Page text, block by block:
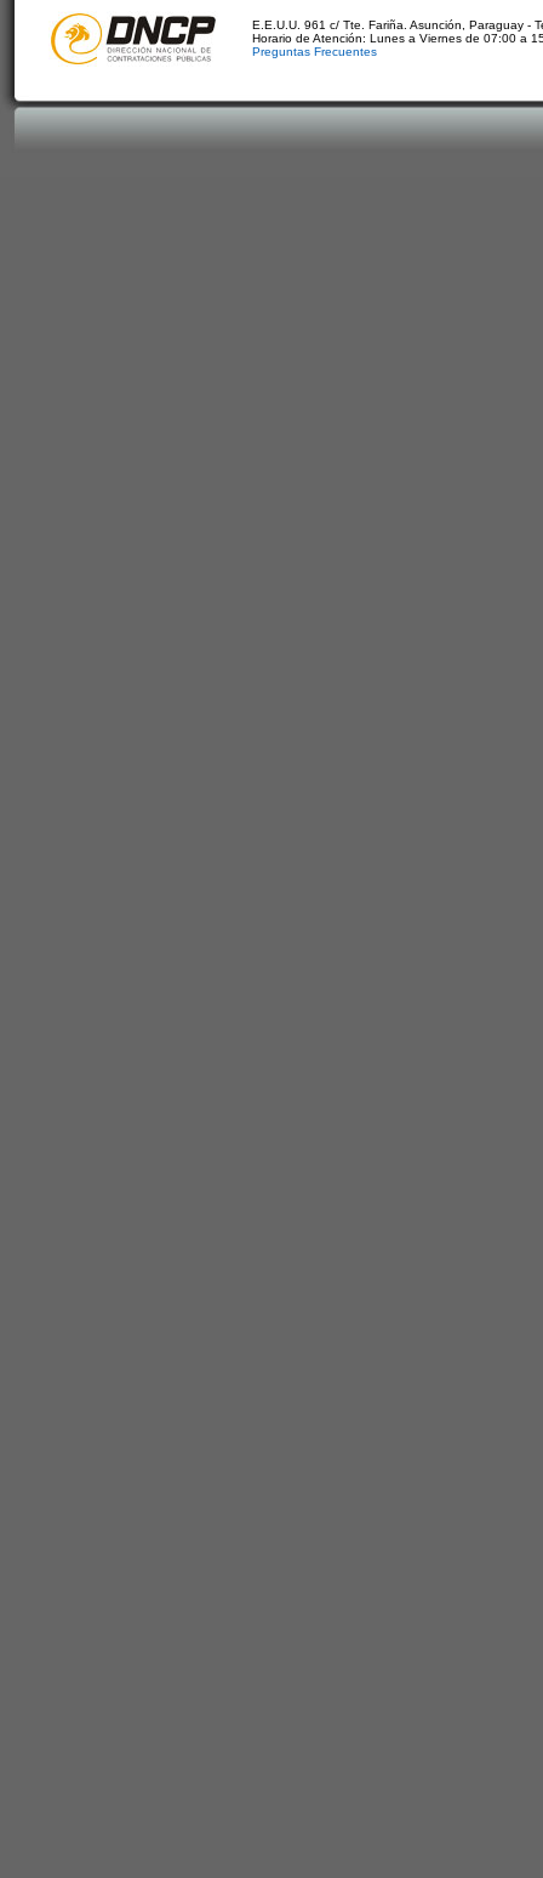
E.E.U.U. 961 c/ Tte. Fariña. Asunción, Paraguay -
Horario de Atención: Lunes a Viernes de 07:00 a
Preguntas Frecuentes